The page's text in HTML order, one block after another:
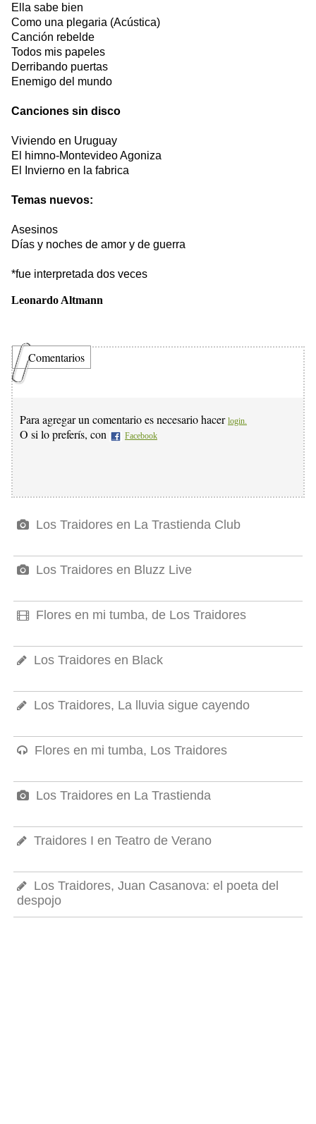
Ella sabe bien
Como una plegaria (Acústica)
Canción rebelde
Todos mis papeles
Derribando puertas
Enemigo del mundo
Canciones sin disco
Viviendo en Uruguay
El himno-Montevideo Agoniza
El Invierno en la fabrica
Temas nuevos:
Asesinos
Días y noches de amor y de guerra
*fue interpretada dos veces
Leonardo Altmann
Comentarios
Para agregar un comentario es necesario hacer login.
O si lo preferís, con Facebook
Los Traidores en La Trastienda Club
Los Traidores en Bluzz Live
Flores en mi tumba, de Los Traidores
Los Traidores en Black
Los Traidores, La lluvia sigue cayendo
Flores en mi tumba, Los Traidores
Los Traidores en La Trastienda
Traidores I en Teatro de Verano
Los Traidores, Juan Casanova: el poeta del
despojo